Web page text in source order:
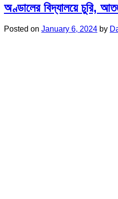
অণ্ডালের বিদ্যালয়ে চুরি,
Posted on January 6, 2024 by